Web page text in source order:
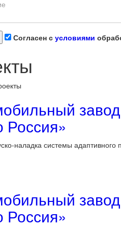
Согласен с условиями
завод
Россия»
наладка системы адаптивного
завод
Россия»